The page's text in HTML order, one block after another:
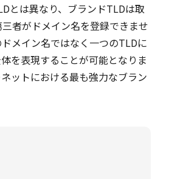
とは異なり、ブランドTLDは取
者がドメイン名を登録できませ
メイン名ではなく一つのTLDに
を表現することが可能となりま
ットにおける最も強力なブラン